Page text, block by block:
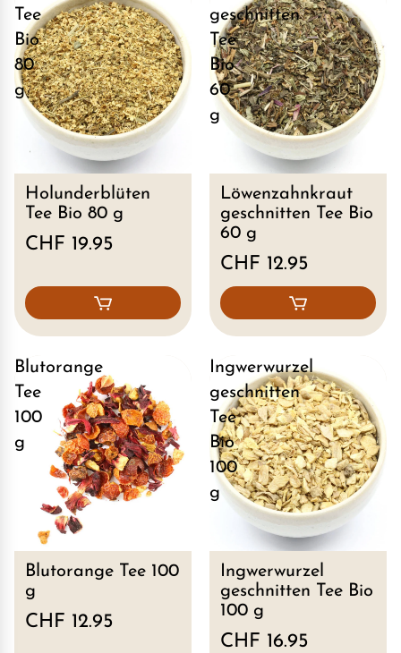
Tee
Bio
80
g
Holunderblüten
Tee Bio 80 g
CHF 19.95
geschnitten
Tee
Bio
60
g
Löwenzahnkraut
geschnitten Tee Bio
60 g
CHF 12.95
Blutorange
Tee
100
g
Blutorange Tee 100
g
CHF 12.95
Ingwerwurzel
geschnitten
Tee
Bio
100
g
Ingwerwurzel
geschnitten Tee Bio
100 g
CHF 16.95